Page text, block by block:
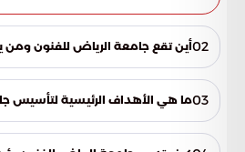
02أين تقع جامعة الرياض للفنون ومن
لإشراف مباشر من وزارة الثقافة. هذا
بدعم المشهد الثقافي الوطني وتعزيز
03ما هي الأهداف الرئيسية لتأسيس
مجالات الفنون والثقافة، وإعداد